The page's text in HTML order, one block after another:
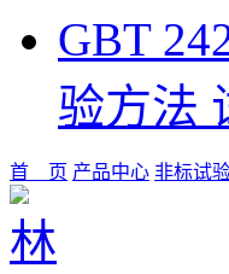
GBT
验方法
首 页 产品中心 非标试